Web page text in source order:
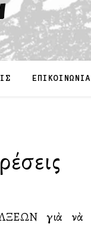
ΕΠΙΚΟΙΝΩΝΙΑ
γιὰ